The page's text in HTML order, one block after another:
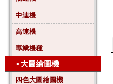
中速機
高速機
專業機種
▪ 大圖繪圖機
四色大圖繪圖機